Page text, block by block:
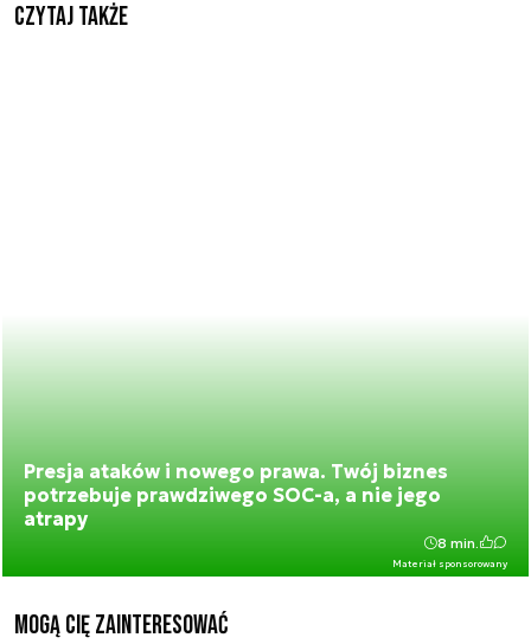
Czytaj także
Presja ataków i nowego prawa. Twój biznes
potrzebuje prawdziwego SOC-a, a nie jego
atrapy
Materiał sponsorowany
8 min.
Mogą Cię zainteresować